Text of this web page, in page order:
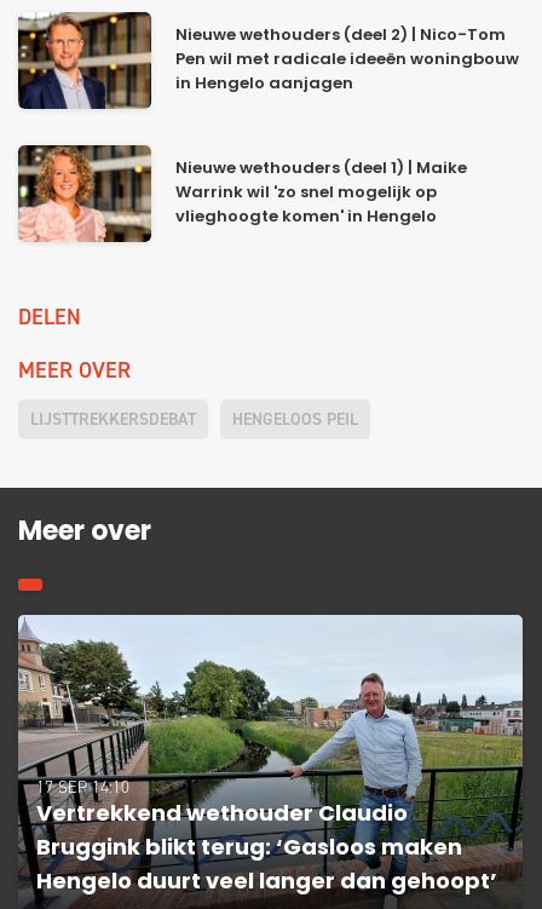
Nieuwe wethouders (deel 2) | Nico-Tom
Pen wil met radicale ideeën woningbouw
in Hengelo aanjagen
Nieuwe wethouders (deel 1) | Maike
Warrink wil 'zo snel mogelijk op
vlieghoogte komen' in Hengelo
DELEN
MEER OVER
LIJSTTREKKERSDEBAT HENGELOOS PEIL
Meer over
17 SEP 14:10
Vertrekkend wethouder Claudio
Bruggink blikt terug: ‘Gasloos maken
Hengelo duurt veel langer dan gehoopt’